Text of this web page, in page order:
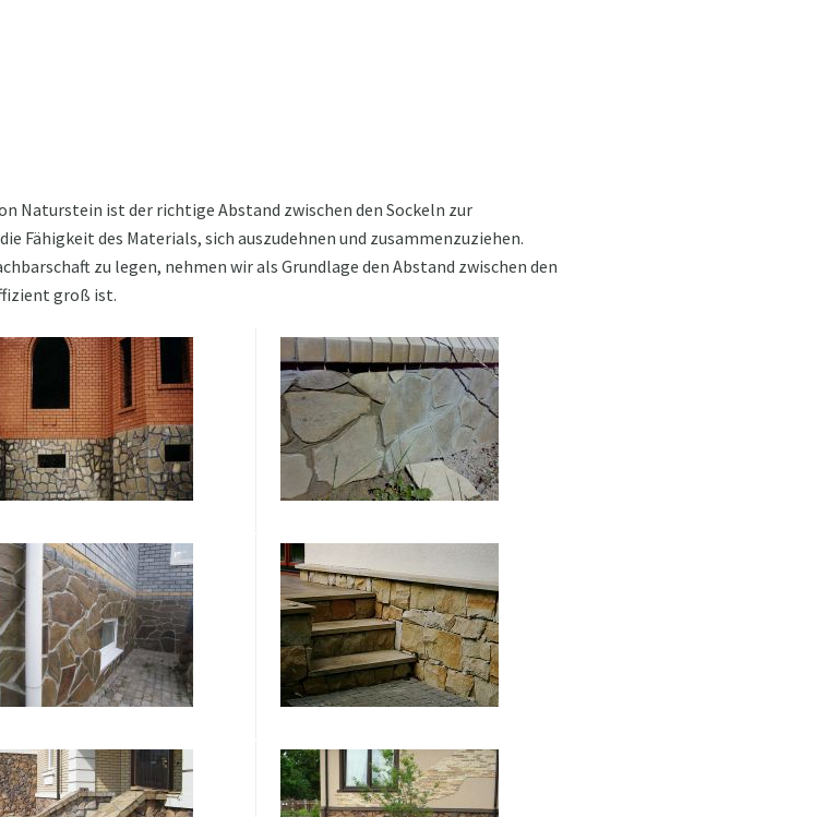
Naturstein ist der richtige Abstand zwischen den Sockeln zur
Fähigkeit des Materials, sich auszudehnen und zusammenzuziehen.
zu legen, nehmen wir als Grundlage den Abstand zwischen den
groß ist.